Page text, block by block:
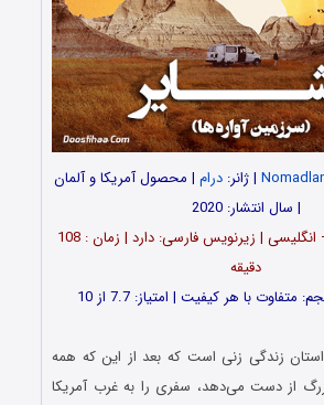
| ژانر:درام | محصول آمریکا و آلمان
| سال انتشار: 2020
زبان: دوبله فارسی + انگلیسی | زیرنویس فارسی: دارد | زمان : 108
دقیقه
زندگی زنی است که بعد از این که همه
از دست می‌دهد، سفری را به غرب آمریکا